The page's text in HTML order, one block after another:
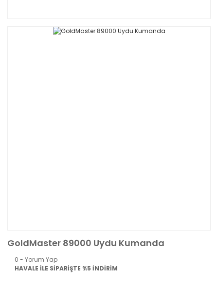
GoldMaster 89000 Uydu Kumanda
0 - Yorum Yap
HAVALE İLE SİPARİŞTE %5 İNDİRİM